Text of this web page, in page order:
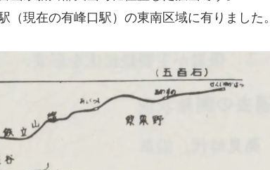
（現在の有峰口駅）の東南区域に有りました。